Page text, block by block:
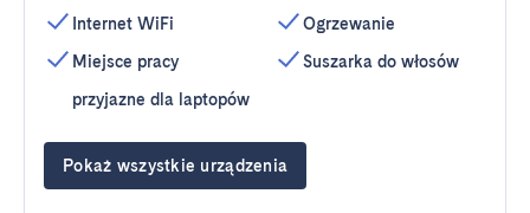
Internet WiFi
Miejsce pracy
przyjazne dla laptopów
Ogrzewanie
Suszarka do włosów
Pokaż wszystkie urządzenia